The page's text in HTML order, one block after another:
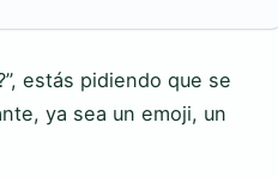
estás pidiendo que se
ya sea un emoji, un